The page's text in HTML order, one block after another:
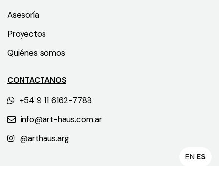
Asesoría
Proyectos
Quiénes somos
CONTACTANOS
+54 9 11 6162-7788
info@art-haus.com.ar
@arthaus.arg
EN ES